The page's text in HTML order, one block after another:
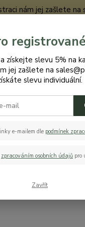
nám jej zašlete
Hledat
RecaPlast Sklenice
získejte slevu 5% na
jej zašlete na
slevu individuální.
e-mailem dle podmínek
zpracováním osobních údajů pro
Zavřít